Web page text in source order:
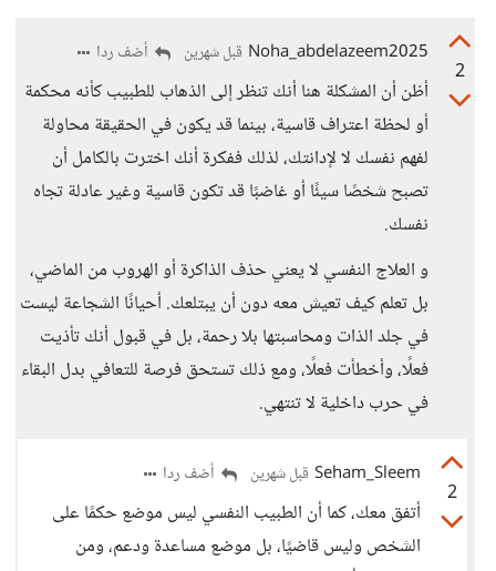
2
Noha_abdelazeem2025 قبل شهرين أضف ردا
أظن أن المشكلة هنا أنك تنظر إلى الذهاب للطبيب كأنه محكمة
أو لحظة اعتراف قاسية، بينما قد يكون في الحقيقة محاولة
لفهم نفسك لا لإدانتك، لذلك ففكرة أنك اخترت بالكامل أن
تصبح شخصًا سيئًا أو غاضبًا قد تكون قاسية وغير عادلة تجاه
نفسك.
و العلاج النفسي لا يعني حذف الذاكرة أو الهروب من الماضي،
بل تعلم كيف تعيش معه دون أن يبتلعك. أحيانًا الشجاعة ليست
في جلد الذات ومحاسبتها بلا رحمة، بل في قبول أنك تأذيت
فعلًا، وأخطأت فعلًا، ومع ذلك تستحق فرصة للتعافي بدل البقاء
في حرب داخلية لا تنتهي.
2
Seham_Sleem قبل شهرين أضف ردا
أتفق معك، كما أن الطبيب النفسي ليس موضع حكمًا على
الشخص وليس قاضيًا، بل موضع مساعدة ودعم، ومن